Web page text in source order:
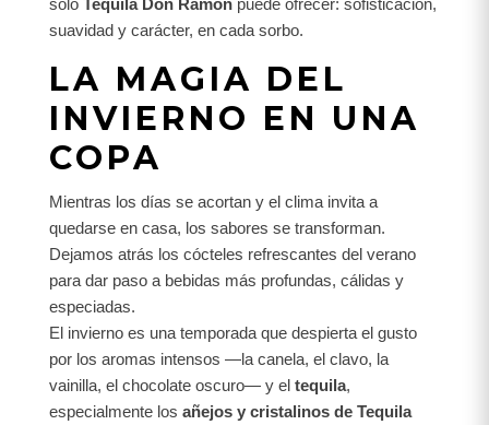
solo Tequila Don Ramón puede ofrecer: sofisticación,
suavidad y carácter, en cada sorbo.
LA MAGIA DEL
INVIERNO EN UNA
COPA
Mientras los días se acortan y el clima invita a
quedarse en casa, los sabores se transforman.
Dejamos atrás los cócteles refrescantes del verano
para dar paso a bebidas más profundas, cálidas y
especiadas.
El invierno es una temporada que despierta el gusto
por los aromas intensos —la canela, el clavo, la
vainilla, el chocolate oscuro— y el tequila,
especialmente los añejos y cristalinos de Tequila